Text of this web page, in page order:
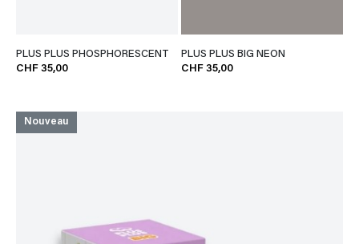
PLUS PLUS PHOSPHORESCENT
CHF 35,00
PLUS PLUS BIG NEON
CHF 35,00
Nouveau